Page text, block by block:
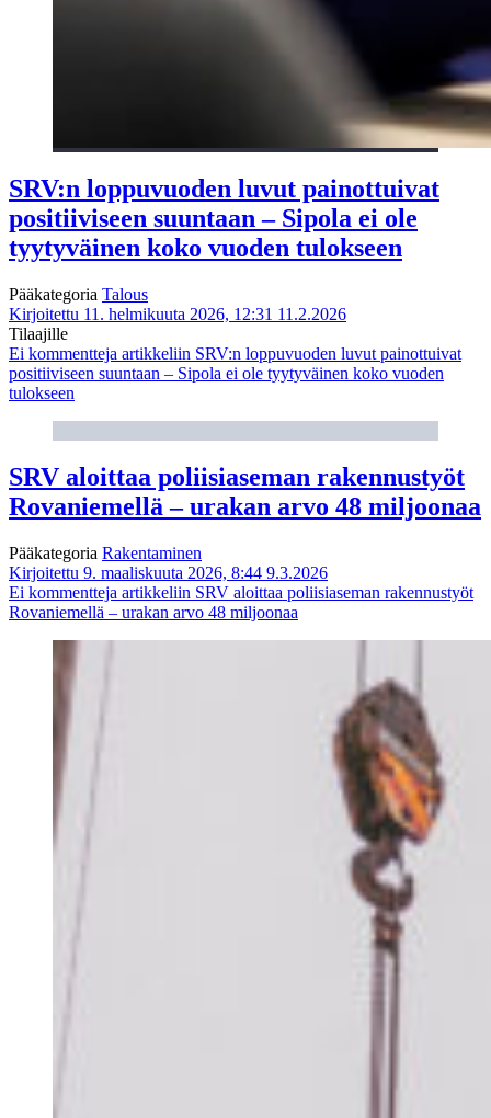
SRV:n loppuvuoden luvut painottuivat
positiiviseen suuntaan – Sipola ei ole
tyytyväinen koko vuoden tulokseen
Pääkategoria Talous
Kirjoitettu 11. helmikuuta 2026, 12:31 11.2.2026
Tilaajille
Ei kommentteja artikkeliin SRV:n loppuvuoden luvut painottuivat
positiiviseen suuntaan – Sipola ei ole tyytyväinen koko vuoden
tulokseen
SRV aloittaa poliisiaseman rakennustyöt
Rovaniemellä – urakan arvo 48 miljoonaa
Pääkategoria Rakentaminen
Kirjoitettu 9. maaliskuuta 2026, 8:44 9.3.2026
Ei kommentteja artikkeliin SRV aloittaa poliisiaseman rakennustyöt
Rovaniemellä – urakan arvo 48 miljoonaa